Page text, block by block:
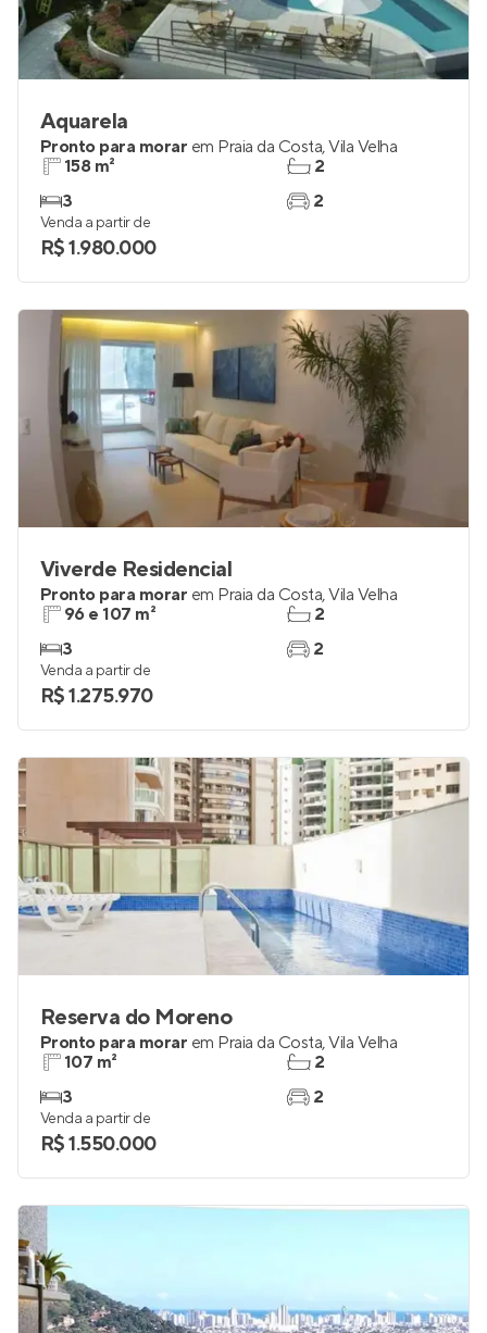
Aquarela
Pronto para morar em Praia da Costa,Vila Velha
158 m²
3
2
2
Venda a partir de
R$ 1.980.000
Viverde Residencial
Pronto para morar em Praia da Costa,Vila Velha
96 e 107 m²
3
2
2
Venda a partir de
R$ 1.275.970
Reserva do Moreno
Pronto para morar em Praia da Costa,Vila Velha
107 m²
3
2
2
Venda a partir de
R$ 1.550.000